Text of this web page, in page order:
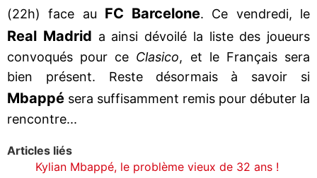
(22h) face au FC Barcelone. Ce vendredi, le
Real Madrid a ainsi dévoilé la liste des joueurs
convoqués pour ce Clasico, et le Français sera
bien présent. Reste désormais à savoir si
Mbappé sera suffisamment remis pour débuter la
rencontre...
Articles liés
Kylian Mbappé, le problème vieux de 32 ans !